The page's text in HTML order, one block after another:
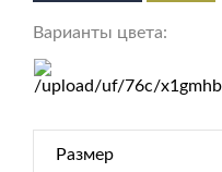
Варианты цвета:
Размер